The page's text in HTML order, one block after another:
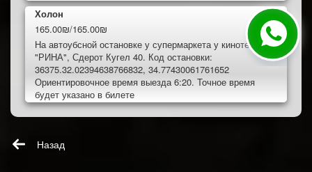
Холон
165.00₪/165.00₪
На автоубсной остановке у супермаркета у кинотеатра
"РИНА", Сдерот Кугел 40. Код остановки:
36375.32.02394638766832, 34.77430061761652
Ориентировочное время выезда 6:20. Точное время
будет указано в билете
Назад